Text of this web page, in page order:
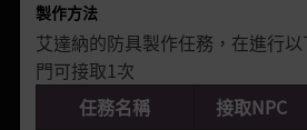
製作方法
艾達納的防具製作任務，在進行
門可接取1次
任務名稱
接取NPC